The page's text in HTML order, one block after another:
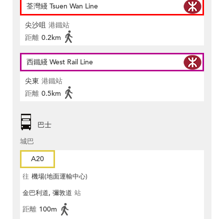
荃灣綫 Tsuen Wan Line
尖沙咀 港鐵站
距離 0.2km
西鐵綫 West Rail Line
尖東 港鐵站
距離 0.5km
巴士
城巴
A20
往 機場(地面運輸中心)
金巴利道, 彌敦道 站
距離 100m